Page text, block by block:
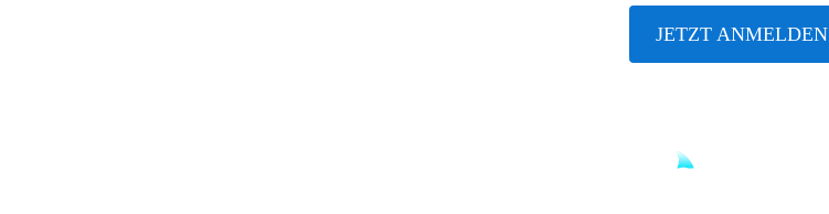
JETZT ANMELDEN